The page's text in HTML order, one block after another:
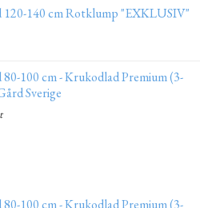
120-140 cm Rotklump "EXKLUSIV"
80-100 cm - Krukodlad Premium (3-
Sverige
80-100 cm - Krukodlad Premium (3-